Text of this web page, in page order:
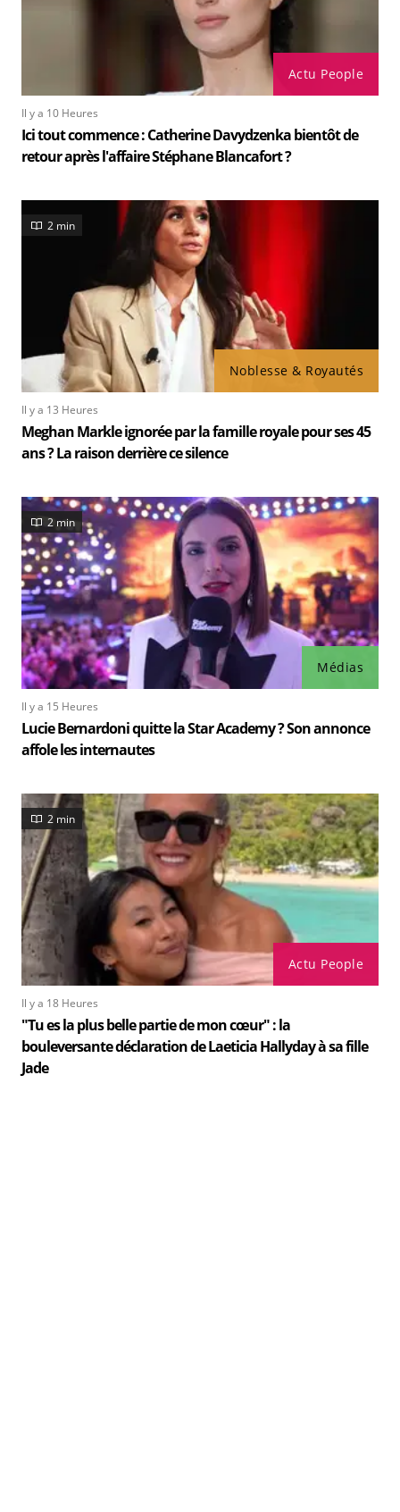
Actu People
Il y a 10 Heures
Ici tout commence : Catherine Davydzenka bientôt de
retour après l'affaire Stéphane Blancafort ?
Noblesse & Royautés
2 min
Il y a 13 Heures
Meghan Markle ignorée par la famille royale pour ses 45
ans ? La raison derrière ce silence
Médias
2 min
Il y a 15 Heures
Lucie Bernardoni quitte la Star Academy ? Son annonce
affole les internautes
Actu People
2 min
Il y a 18 Heures
"Tu es la plus belle partie de mon cœur" : la
bouleversante déclaration de Laeticia Hallyday à sa fille
Jade